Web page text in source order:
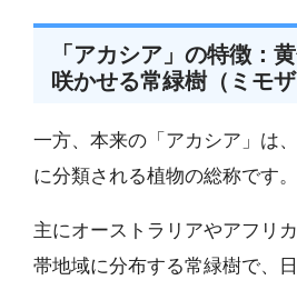
「アカシア」の特徴：
咲かせる常緑樹（ミモザ
一方、本来の「アカシア」は
に分類される植物の総称です。
主にオーストラリアやアフリ
帯地域に分布する常緑樹で、